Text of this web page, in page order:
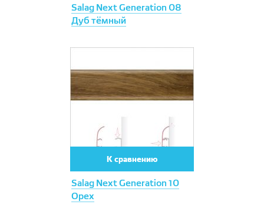
Salag Next Generation 08
Дуб тёмный
Salag Next Generation 10
Орех
К сравнению